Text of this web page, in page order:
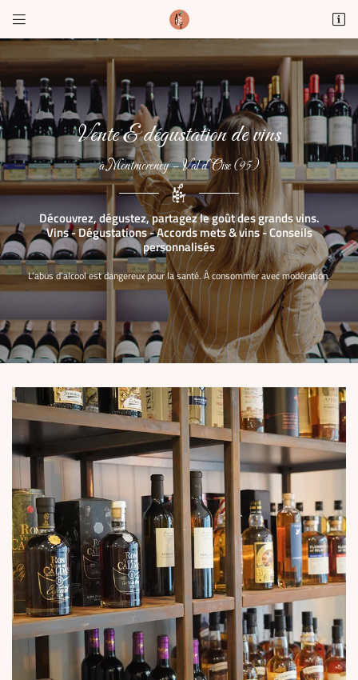
 
95160 MONTMORENCY
01 34 12 62 73
 Adresse email de réception
 Recopier le code ci-contre
Rafraîchir le captcha
En cochant cette case, vous consentez à recevoir nos propositions commerciales à
l'adresse email indiqué ci-dessus. Vous pouvez vous désinscrire à tout moment en
utilisant le formulaire de désinscription.
INSCRIPTION
Vente & dégustation de vins
à Montmorency – Val d’Oise (95)
Découvrez, dégustez, partagez le goût des grands vins.
Vins - Dégustations - Accords mets & vins - Conseils
personnalisés
L’abus d’alcool est dangereux pour la santé. À consommer avec modération.